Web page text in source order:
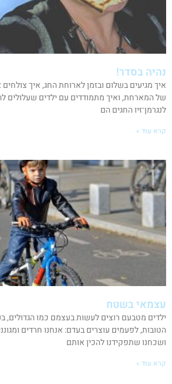
נהיה בסדר!
איך מגיעים בשלום ובזמן לארוחת החג, איך
של המארחת, ואיך מתמודדים עם ילדים שעלולים
לנגרמן־זיו החגים הם
קרא עוד »
עצמאי בשטח
ילדים מטבעם רוצים לעשות בעצמם כמו הגדולים,
הטובות, לפעמים עוצרים בעדם: אנחנו חרדים
ושכחנו שתפקידנו להכין אותם
קרא עוד »